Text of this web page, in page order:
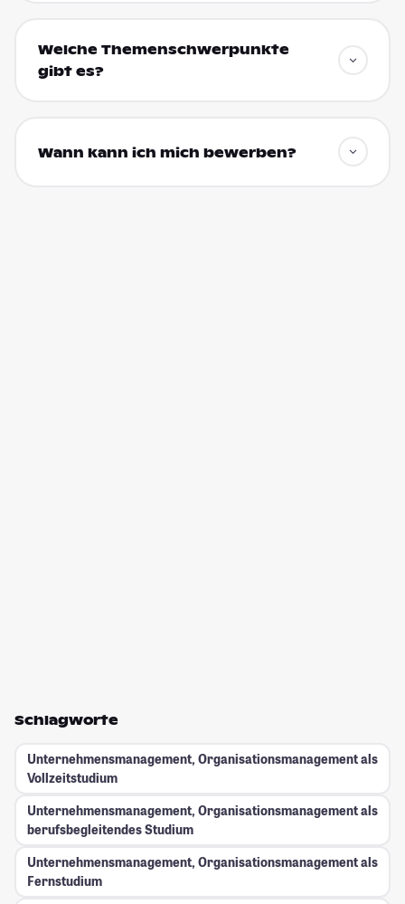
Welche Themenschwerpunkte
gibt es?
Wann kann ich mich bewerben?
Schlagworte
Unternehmensmanagement, Organisationsmanagement als
Vollzeitstudium
Unternehmensmanagement, Organisationsmanagement als
berufsbegleitendes Studium
Unternehmensmanagement, Organisationsmanagement als
Fernstudium